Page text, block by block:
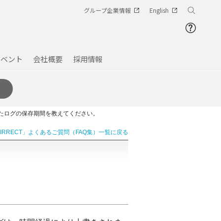
グループ企業情報 English
ント 会社概要 採用情報
ログの保存期間を教えてください。
」よくあるご質問（FAQ集）一覧に戻る